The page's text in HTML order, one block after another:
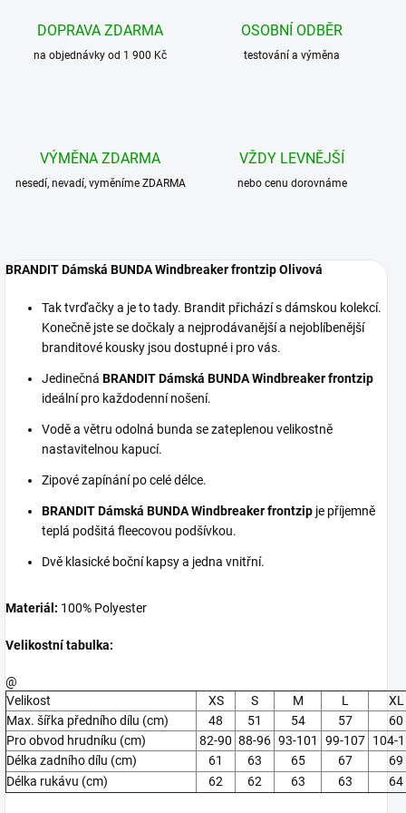
DOPRAVA ZDARMA
na objednávky od 1 900 Kč
OSOBNÍ ODBĚR
testování a výměna
VÝMĚNA ZDARMA
nesedí, nevadí, vyměníme ZDARMA
VŽDY LEVNĚJŠÍ
nebo cenu dorovnáme
BRANDIT Dámská BUNDA Windbreaker frontzip Olivová
Tak tvrďačky a je to tady. Brandit přichází s dámskou kolekcí.
Konečně jste se dočkaly a nejprodávanější a nejoblíbenější
branditové kousky jsou dostupné i pro vás.
Jedinečná BRANDIT Dámská BUNDA Windbreaker frontzip
ideální pro každodenní nošení.
Vodě a větru odolná bunda se zateplenou velikostně
nastavitelnou kapucí.
Zipové zapínání po celé délce.
BRANDIT Dámská BUNDA Windbreaker frontzip je příjemně
teplá podšitá fleecovou podšívkou.
Dvě klasické boční kapsy a jedna vnitřní.
Materiál: 100% Polyester
Velikostní tabulka:
@
Velikost
XS S M L
XL
Max. šířka předního dílu (cm)
48 51 54 57
60
Pro obvod hrudníku (cm)
82-90 88-96 93-101 99-107 104-
Délka zadního dílu (cm)
61 63 65 67
69
Délka rukávu (cm)
62 62 63 63 64